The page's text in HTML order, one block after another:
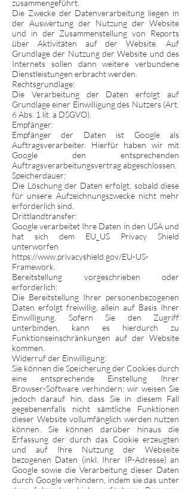
zusammengeführt.
Die Zwecke der Datenverarbeitung liegen in
der Auswertung der Nutzung der Website
und in der Zusammenstellung von Reports
über Aktivitäten auf der Website. Auf
Grundlage der Nutzung der Website und des
Internets sollen dann weitere verbundene
Dienstleistungen erbracht werden.
Rechtsgrundlage:
Die Verarbeitung der Daten erfolgt auf
Grundlage einer Einwilligung des Nutzers (Art.
6 Abs. 1 lit. a DSGVO).
Empfänger:
Empfänger der Daten ist Google als
Auftragsverarbeiter. Hierfür haben wir mit
Google den entsprechenden
Auftragsverarbeitungsvertrag abgeschlossen.
Speicherdauer:
Die Löschung der Daten erfolgt, sobald diese
für unsere Aufzeichnungszwecke nicht mehr
erforderlich sind.
Drittlandtransfer:
Google verarbeitet Ihre Daten in den USA und
hat sich dem EU_US Privacy Shield
unterworfen
https://www.privacyshield.gov/EU-US-
Framework
Bereitstellung vorgeschrieben oder
erforderlich:
Die Bereitstellung Ihrer personenbezogenen
Daten erfolgt freiwillig, allein auf Basis Ihrer
Einwilligung. Sofern Sie den Zugriff
unterbinden, kann es hierdurch zu
Funktionseinschränkungen auf der Website
kommen.
Widerruf der Einwilligung:
Sie können die Speicherung der Cookies durch
eine entsprechende Einstellung Ihrer
Browser-Software verhindern; wir weisen Sie
jedoch darauf hin, dass Sie in diesem Fall
gegebenenfalls nicht sämtliche Funktionen
dieser Website vollumfänglich werden nutzen
können. Sie können darüber hinaus die
Erfassung der durch das Cookie erzeugten
und auf Ihre Nutzung der Webseite
bezogenen Daten (inkl. Ihrer IP-Adresse) an
Google sowie die Verarbeitung dieser Daten
durch Google verhindern, indem sie das unter